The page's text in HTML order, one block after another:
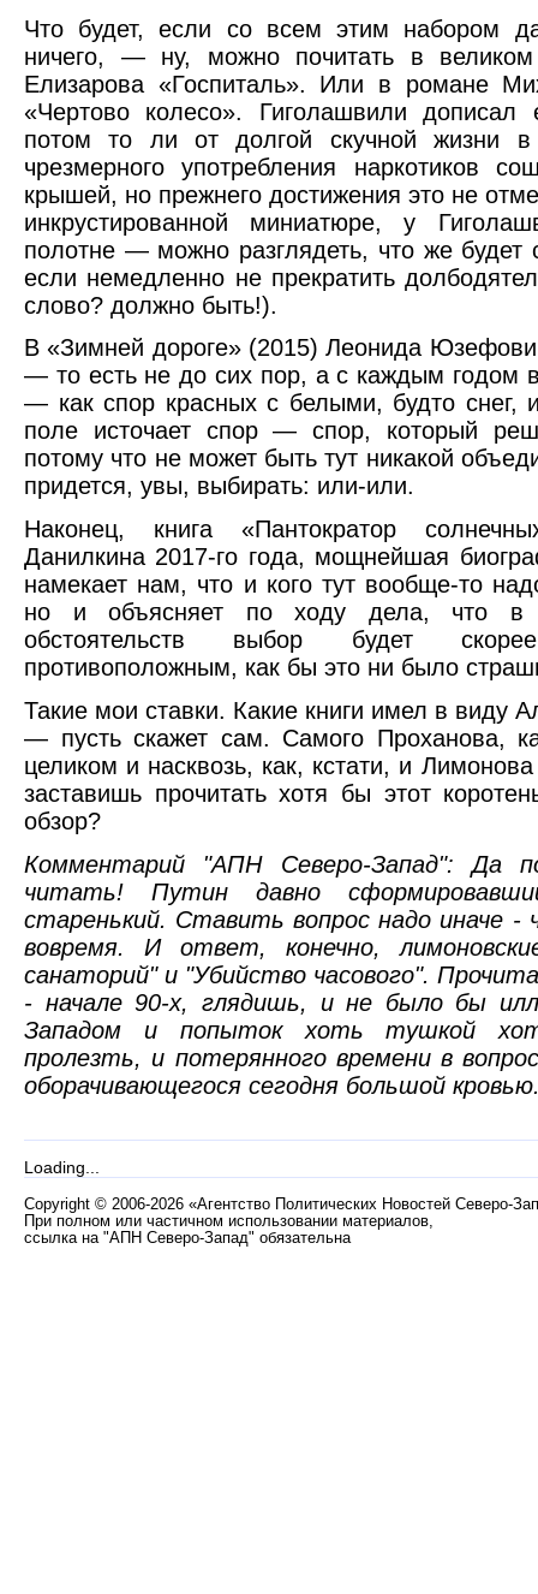
Что будет, если со всем этим набором
ничего, — ну, можно почитать в великом
Елизарова «Госпиталь». Или в романе
«Чертово колесо». Гиголашвили
потом то ли от долгой скучной жизни
чрезмерного употребления наркотиков
крышей, но прежнего достижения это не
инкрустированной миниатюре, у
полотне — можно разглядеть, что же
если немедленно не прекратить
слово? должно быть!).
В «Зимней дороге» (2015) Леонида
— то есть не до сих пор, а с каждым годом
— как спор красных с белыми, будто снег,
поле источает спор — спор, который
потому что не может быть тут никакой
придется, увы, выбирать: или-или.
Наконец, книга «Пантократор
Данилкина 2017-го года, мощнейшая
намекает нам, что и кого тут вообще-то
но и объясняет по ходу дела, что в
обстоятельств выбор будет
противоположным, как бы это ни было
Такие мои ставки. Какие книги имел в виду
— пусть скажет сам. Самого Проханова,
целиком и насквозь, как, кстати, и
заставишь прочитать хотя бы этот
обзор?
Комментарий "АПН Северо-Запад": Да
читать! Путин давно
старенький. Ставить вопрос надо иначе -
вовремя. И ответ, конечно,
санаторий" и "Убийство часового".
- начале 90-х, глядишь, и не было бы
Западом и попыток хоть тушкой
пролезть, и потерянного времени в
оборачивающегося сегодня большой
Loading...
Copyright © 2006-2026 «Агентство Политических Новостей Северо-
При полном или частичном использовании материалов,
ссылка на "АПН Северо-Запад" обязательна